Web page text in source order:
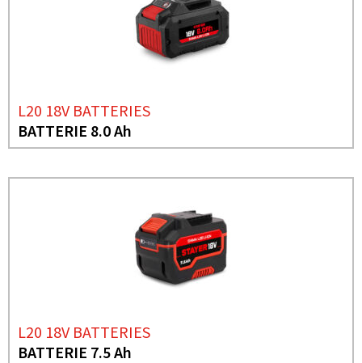
L20 18V BATTERIES
BATTERIE 8.0 Ah
L20 18V BATTERIES
BATTERIE 7.5 Ah